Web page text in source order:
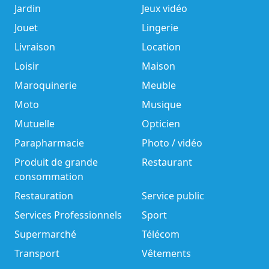
Jardin
Jeux vidéo
Jouet
Lingerie
Livraison
Location
Loisir
Maison
Maroquinerie
Meuble
Moto
Musique
Mutuelle
Opticien
Parapharmacie
Photo / vidéo
Produit de grande
consommation
Restaurant
Restauration
Service public
Services Professionnels
Sport
Supermarché
Télécom
Transport
Vêtements